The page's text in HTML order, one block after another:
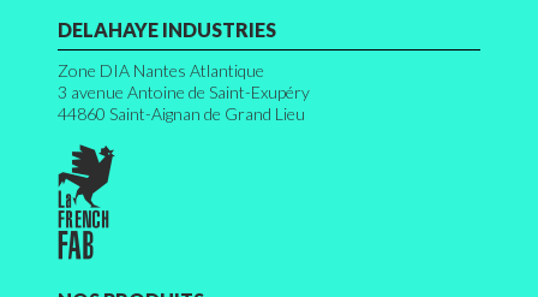
DELAHAYE INDUSTRIES
Zone DIA Nantes Atlantique
3 avenue Antoine de Saint-Exupéry
44860 Saint-Aignan de Grand Lieu